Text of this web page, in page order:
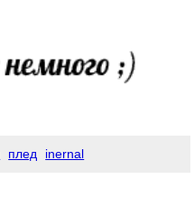
плед inernal